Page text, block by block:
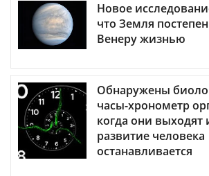
Новое
что Земля
Венеру жизнью
Обнаружены
часы-хронометр
когда они выходят
развитие человека
останавливается